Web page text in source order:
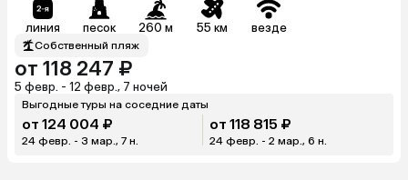
линия песок 260 м 55 км везде
Собственный пляж
от 118 247 ₽
5 февр. - 12 февр., 7 ночей
Выгодные туры на соседние даты
от 124 004 ₽
24 февр. - 3 мар., 7 н.
от 118 815 ₽
24 февр. - 2 мар., 6 н.